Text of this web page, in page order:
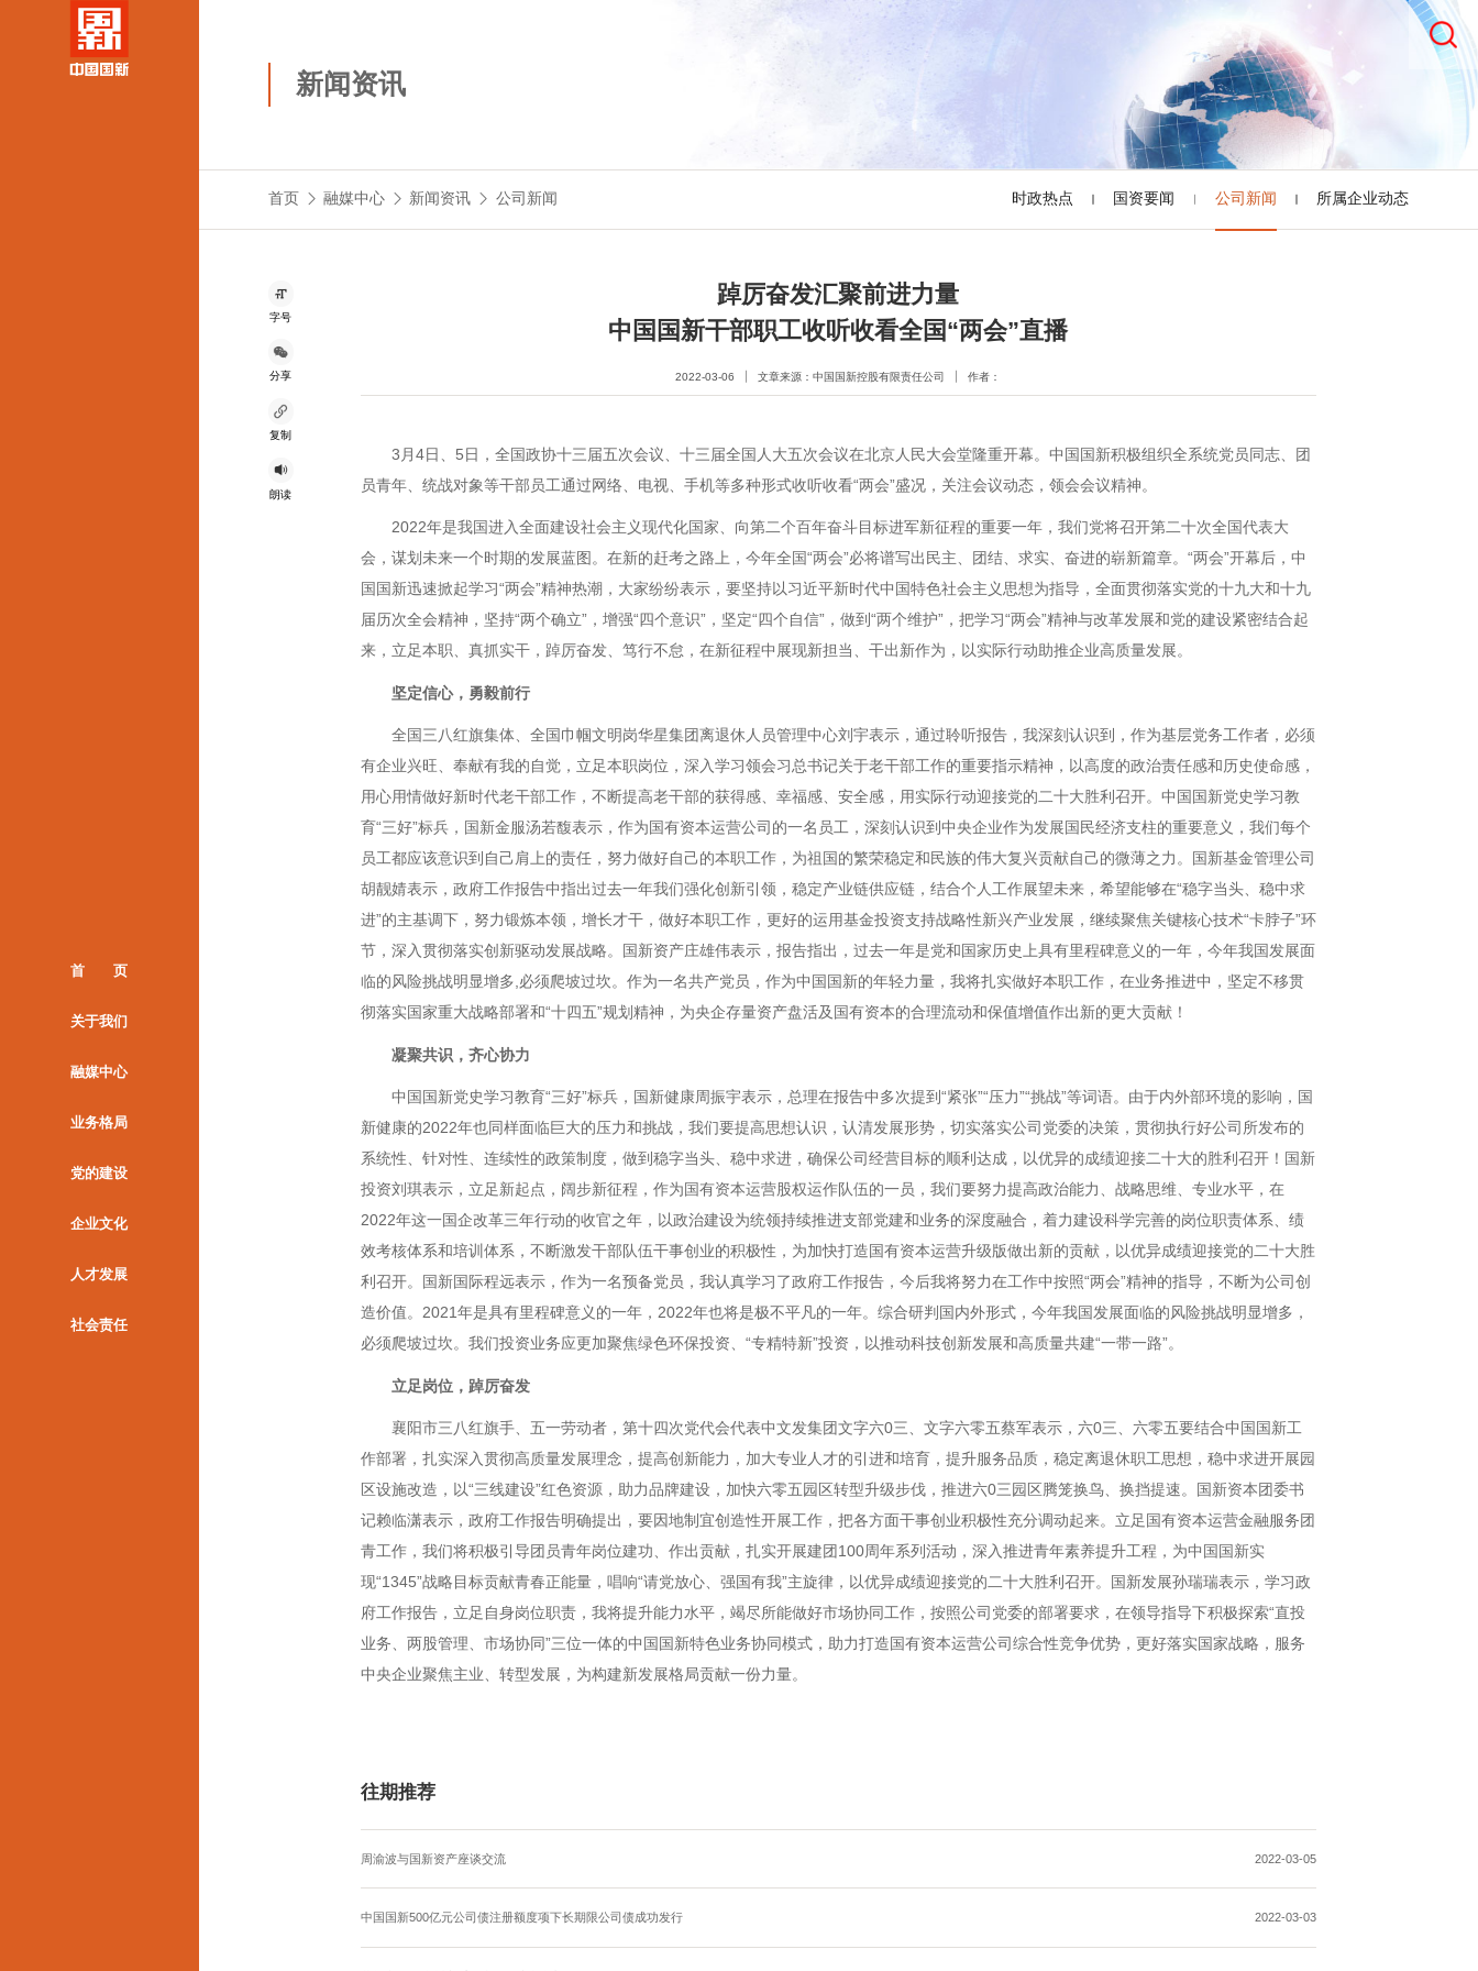
首 页
关于我们
融媒中心
业务格局
党的建设
企业文化
人才发展
社会责任
新闻资讯
首页 融媒中心 新闻资讯 公司新闻 时政热点 国资要闻 公司新闻 所属企业动态
踔厉奋发汇聚前进力量
中国国新干部职工收听收看全国“两会”直播
2022-03-06 文章来源：中国国新控股有限责任公司 作者：
3月4日、5日，全国政协十三届五次会议、十三届全国人大五次会议在北京人民大会堂隆重开幕。中国国新积极组织全系统党员同志、团
员青年、统战对象等干部员工通过网络、电视、手机等多种形式收听收看“两会”盛况，关注会议动态，领会会议精神。
2022年是我国进入全面建设社会主义现代化国家、向第二个百年奋斗目标进军新征程的重要一年，我们党将召开第二十次全国代表大
会，谋划未来一个时期的发展蓝图。在新的赶考之路上，今年全国“两会”必将谱写出民主、团结、求实、奋进的崭新篇章。“两会”开幕后，中
国国新迅速掀起学习“两会”精神热潮，大家纷纷表示，要坚持以习近平新时代中国特色社会主义思想为指导，全面贯彻落实党的十九大和十九
届历次全会精神，坚持“两个确立”，增强“四个意识”，坚定“四个自信”，做到“两个维护”，把学习“两会”精神与改革发展和党的建设紧密结合起
来，立足本职、真抓实干，踔厉奋发、笃行不怠，在新征程中展现新担当、干出新作为，以实际行动助推企业高质量发展。
坚定信心，勇毅前行
全国三八红旗集体、全国巾帼文明岗华星集团离退休人员管理中心刘宇表示，通过聆听报告，我深刻认识到，作为基层党务工作者，必须
有企业兴旺、奉献有我的自觉，立足本职岗位，深入学习领会习总书记关于老干部工作的重要指示精神，以高度的政治责任感和历史使命感，
用心用情做好新时代老干部工作，不断提高老干部的获得感、幸福感、安全感，用实际行动迎接党的二十大胜利召开。中国国新党史学习教
育“三好”标兵，国新金服汤若馥表示，作为国有资本运营公司的一名员工，深刻认识到中央企业作为发展国民经济支柱的重要意义，我们每个
员工都应该意识到自己肩上的责任，努力做好自己的本职工作，为祖国的繁荣稳定和民族的伟大复兴贡献自己的微薄之力。国新基金管理公司
胡靓婧表示，政府工作报告中指出过去一年我们强化创新引领，稳定产业链供应链，结合个人工作展望未来，希望能够在“稳字当头、稳中求
进”的主基调下，努力锻炼本领，增长才干，做好本职工作，更好的运用基金投资支持战略性新兴产业发展，继续聚焦关键核心技术“卡脖子”环
节，深入贯彻落实创新驱动发展战略。国新资产庄雄伟表示，报告指出，过去一年是党和国家历史上具有里程碑意义的一年，今年我国发展面
临的风险挑战明显增多,必须爬坡过坎。作为一名共产党员，作为中国国新的年轻力量，我将扎实做好本职工作，在业务推进中，坚定不移贯
彻落实国家重大战略部署和“十四五”规划精神，为央企存量资产盘活及国有资本的合理流动和保值增值作出新的更大贡献！
凝聚共识，齐心协力
中国国新党史学习教育“三好”标兵，国新健康周振宇表示，总理在报告中多次提到“紧张”“压力”“挑战”等词语。由于内外部环境的影响，国
新健康的2022年也同样面临巨大的压力和挑战，我们要提高思想认识，认清发展形势，切实落实公司党委的决策，贯彻执行好公司所发布的
系统性、针对性、连续性的政策制度，做到稳字当头、稳中求进，确保公司经营目标的顺利达成，以优异的成绩迎接二十大的胜利召开！国新
投资刘琪表示，立足新起点，阔步新征程，作为国有资本运营股权运作队伍的一员，我们要努力提高政治能力、战略思维、专业水平，在
2022年这一国企改革三年行动的收官之年，以政治建设为统领持续推进支部党建和业务的深度融合，着力建设科学完善的岗位职责体系、绩
效考核体系和培训体系，不断激发干部队伍干事创业的积极性，为加快打造国有资本运营升级版做出新的贡献，以优异成绩迎接党的二十大胜
利召开。国新国际程远表示，作为一名预备党员，我认真学习了政府工作报告，今后我将努力在工作中按照“两会”精神的指导，不断为公司创
造价值。2021年是具有里程碑意义的一年，2022年也将是极不平凡的一年。综合研判国内外形式，今年我国发展面临的风险挑战明显增多，
必须爬坡过坎。我们投资业务应更加聚焦绿色环保投资、“专精特新”投资，以推动科技创新发展和高质量共建“一带一路”。
立足岗位，踔厉奋发
襄阳市三八红旗手、五一劳动者，第十四次党代会代表中文发集团文字六0三、文字六零五蔡军表示，六0三、六零五要结合中国国新工
作部署，扎实深入贯彻高质量发展理念，提高创新能力，加大专业人才的引进和培育，提升服务品质，稳定离退休职工思想，稳中求进开展园
区设施改造，以“三线建设”红色资源，助力品牌建设，加快六零五园区转型升级步伐，推进六0三园区腾笼换鸟、换挡提速。国新资本团委书
记赖临潇表示，政府工作报告明确提出，要因地制宜创造性开展工作，把各方面干事创业积极性充分调动起来。立足国有资本运营金融服务团
青工作，我们将积极引导团员青年岗位建功、作出贡献，扎实开展建团100周年系列活动，深入推进青年素养提升工程，为中国国新实
现“1345”战略目标贡献青春正能量，唱响“请党放心、强国有我”主旋律，以优异成绩迎接党的二十大胜利召开。国新发展孙瑞瑞表示，学习政
府工作报告，立足自身岗位职责，我将提升能力水平，竭尽所能做好市场协同工作，按照公司党委的部署要求，在领导指导下积极探索“直投
业务、两股管理、市场协同”三位一体的中国国新特色业务协同模式，助力打造国有资本运营公司综合性竞争优势，更好落实国家战略，服务
中央企业聚焦主业、转型发展，为构建新发展格局贡献一份力量。
字号
分享
复制
朗读
往期推荐
周渝波与国新资产座谈交流 2022-03-05
中国国新500亿元公司债注册额度项下长期限公司债成功发行 2022-03-03